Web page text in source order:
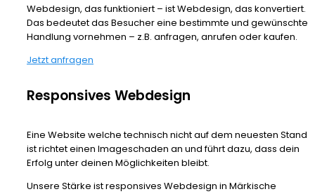
Webdesign, das funktioniert – ist Webdesign, das konvertiert.
Das bedeutet das Besucher eine bestimmte und gewünschte
Handlung vornehmen – z.B. anfragen, anrufen oder kaufen.
Jetzt anfragen
Responsives Webdesign
Eine Website welche technisch nicht auf dem neuesten Stand
ist richtet einen Imageschaden an und führt dazu, dass dein
Erfolg unter deinen Möglichkeiten bleibt.
Unsere Stärke ist responsives Webdesign in Märkische